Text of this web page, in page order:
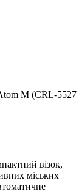
M (CRL-5527
візок,
міських